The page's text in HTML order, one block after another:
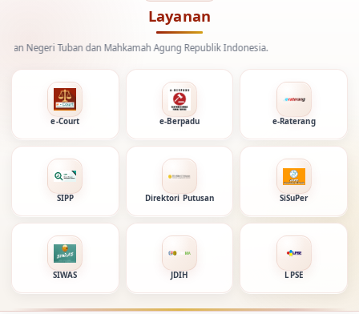
Layanan
Tuban dan Mahkamah Agung Republik Indonesia.
e-Court e-Berpadu e-Raterang
SIPP Direktori Putusan SiSuPer
SIWAS JDIH LPSE